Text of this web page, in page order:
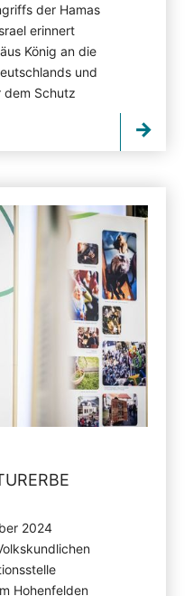
der Hamas
erinnert
König an die
und
dem Schutz
2024
Hohenfelden